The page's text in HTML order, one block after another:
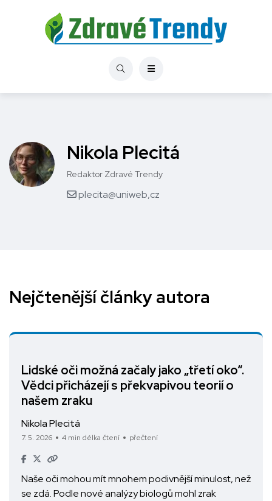
Nikola Plecitá
Redaktor Zdravé Trendy
plecita@uniweb,cz
Nejčtenější články autora
Lidské oči možná začaly jako „třetí oko“.
Vědci přicházejí s překvapivou teorií o
našem zraku
Nikola Plecitá
7. 5. 2026 4 min délka čtení přečtení
Naše oči mohou mít mnohem podivnější minulost, než
se zdá. Podle nové analýzy biologů mohl zrak